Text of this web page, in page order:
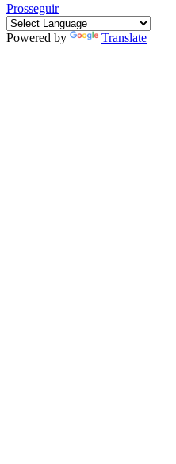
Prosseguir
Powered by Translate